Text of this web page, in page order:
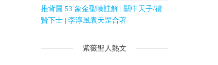
推背圖 53 象金聖嘆註解 | 關中天子/禮
賢下士 | 李淳風袁天罡合著
紫薇聖人熱文